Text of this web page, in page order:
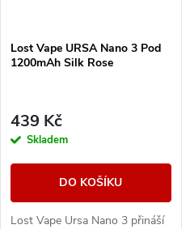
Lost Vape URSA Nano 3 Pod
1200mAh Silk Rose
439 Kč
Skladem
DO KOŠÍKU
Lost Vape Ursa Nano 3 přináší